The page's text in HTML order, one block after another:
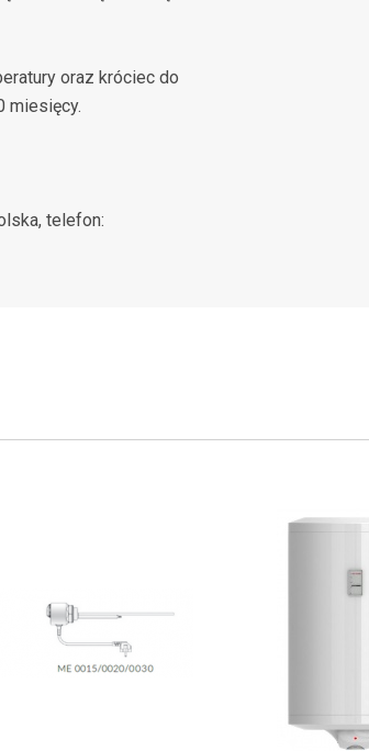
oraz króciec do
miesięcy.
telefon: